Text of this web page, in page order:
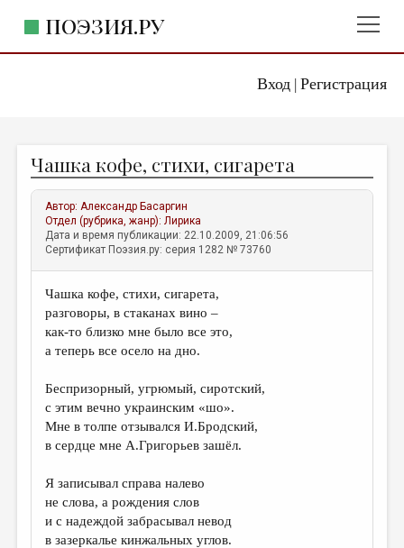
Вход| Регистрация
ПОЭЗИЯ.РУ
ЖАНРЫ
АВТОРЫ
КОММЕНТАРИИ
ЛИТСАЛОН
НОВОСТИ
ПРАВИЛА САЙТА
ИЗБРАННОЕ
ДАЙДЖЕСТ
ПЕРЕВОДЫ
КОНКУРСЫ
Чашка кофе, стихи, сигарета
Автор:Александр Басаргин
Отдел (рубрика, жанр):Лирика
Дата и время публикации: 22.10.2009, 21:06:56
Сертификат Поэзия.ру: серия 1282 № 73760
Чашка кофе, стихи, сигарета,
разговоры, в стаканах вино –
как-то близко мне было все это,
а теперь все осело на дно.
Беспризорный, угрюмый, сиротский,
с этим вечно украинским «шо».
Мне в толпе отзывался И.Бродский,
в сердце мне А.Григорьев зашёл.
Я записывал справа налево
не слова, а рождения слов
и с надеждой забрасывал невод
в зазеркалье кинжальных углов.